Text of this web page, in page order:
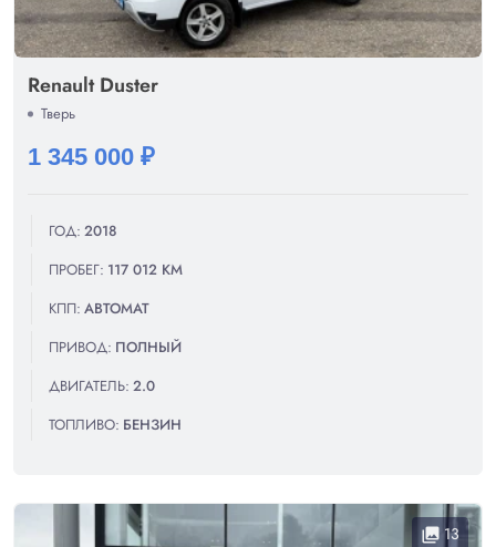
Renault Duster
Тверь
1 345 000 ₽
ГОД: 2018
ПРОБЕГ: 117 012 КМ
КПП: АВТОМАТ
ПРИВОД: ПОЛНЫЙ
ДВИГАТЕЛЬ: 2.0
ТОПЛИВО: БЕНЗИН
collections 13